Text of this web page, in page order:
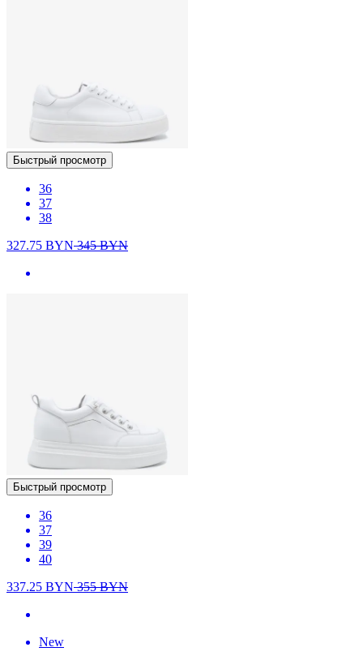
Быстрый просмотр
36
37
38
327.75 BYN345BYN
Быстрый просмотр
36
37
39
40
337.25 BYN355BYN
New